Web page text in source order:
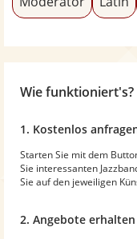
Wie funktioniert's?
1. Kostenlos
Starten Sie mit dem
Sie interessanten
Sie auf den jeweiligen
2. Angebote